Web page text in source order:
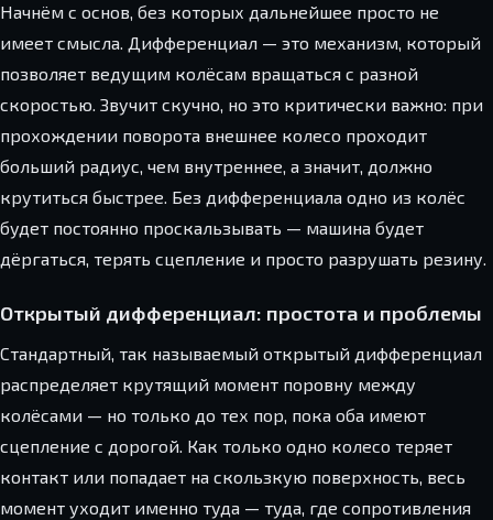
Начнём с основ, без которых дальнейшее просто не
имеет смысла. Дифференциал — это механизм, который
позволяет ведущим колёсам вращаться с разной
скоростью. Звучит скучно, но это критически важно: при
прохождении поворота внешнее колесо проходит
больший радиус, чем внутреннее, а значит, должно
крутиться быстрее. Без дифференциала одно из колёс
будет постоянно проскальзывать — машина будет
дёргаться, терять сцепление и просто разрушать резину.
Открытый дифференциал: простота и проблемы
Стандартный, так называемый открытый дифференциал
распределяет крутящий момент поровну между
колёсами — но только до тех пор, пока оба имеют
сцепление с дорогой. Как только одно колесо теряет
контакт или попадает на скользкую поверхность, весь
момент уходит именно туда — туда, где сопротивления